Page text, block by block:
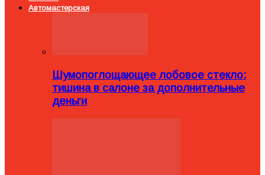
Автомастерская
Шумопоглощающее лобовое стекло:
тишина в салоне за дополнительные
деньги